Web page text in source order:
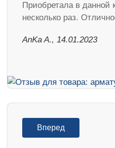
Приобретала в данной
несколько раз.
AnKa A., 14.01.2023
Вперед